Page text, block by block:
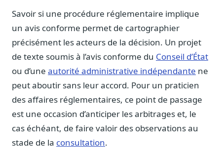
Savoir si une procédure réglementaire implique
un avis conforme permet de cartographier
précisément les acteurs de la décision. Un projet
de texte soumis à l’avis conforme du Conseil d’État
ou d’une autorité administrative indépendante ne
peut aboutir sans leur accord. Pour un praticien
des affaires réglementaires, ce point de passage
est une occasion d’anticiper les arbitrages et, le
cas échéant, de faire valoir des observations au
stade de la consultation.